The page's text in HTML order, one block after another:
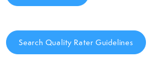
Search Quality Rater Guidelines